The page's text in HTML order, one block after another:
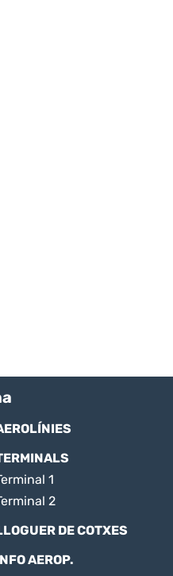
1
2
DE COTXES
AEROP.